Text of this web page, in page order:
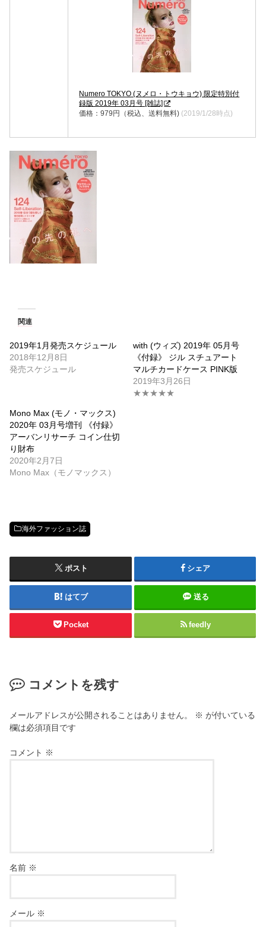
Numero TOKYO (ヌメロ・トウキョウ) 限定特別付
録版 2019年 03月号 [雑誌]
価格：979円（税込、送料無料) (2019/1/28時点)
関連
2019年1月発売スケジュール
2018年12月8日
発売スケジュール
with (ウィズ) 2019年 05月号
《付録》 ジル スチュアート
マルチカードケース PINK版
2019年3月26日
★★★★★
Mono Max (モノ・マックス)
2020年 03月号増刊 《付録》
アーバンリサーチ コイン仕切
り財布
2020年2月7日
Mono Max（モノマックス）
海外ファッション誌
ポスト シェア
はてブ 送る
Pocket feedly
コメントを残す
メールアドレスが公開されることはありません。 ※ が付いている
欄は必須項目です
コメント ※
名前 ※
メール ※